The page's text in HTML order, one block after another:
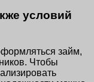
условий
займ,
Чтобы